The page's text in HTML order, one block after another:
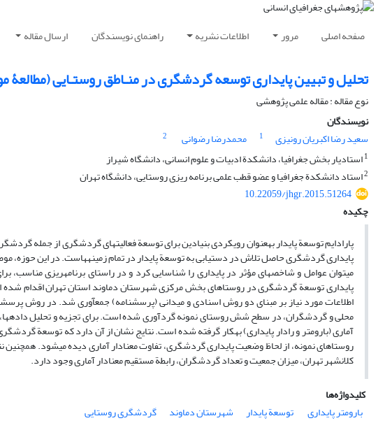
صفحه اصلی مرور اطلاعات نشریه راهنمای نویسندگان ارسال مقاله
تحلیل و تبیین پایداری توسعه گردشگری در منـاطق روستـایی
نوع مقاله : مقاله علمی پژوهشی
نویسندگان
سعید رضا اکبریان رونیزی
1 محمدرضا رضوانی
2
1استادیار بخش جغرافیا، دانشکدة ادبیات و علوم انسانی، دانشگاه شیراز
2استاد دانشکدة جغرافیا و عضو قطب علمی برنامه ریزی روستایی، دانشگاه تهران
10.22059/jhgr.2015.51264
چکیده
پارادایم توسعة پایدار به­عنوان رویکردی بنیادین برای توسعة فعالیت­های گردشگری از جمله
پایداری گردشگری حاصل تلاش در دستیابی به توسعة پایدار در تمام زمینه­هاست. در این حوزه،
می­­توان عوامل و شاخص­­های مؤثر در پایداری را شناسایی کرد و در راستای برنامه­­ریزی مناسب،
پایداری توسعة­ گردشگری در روستاهای بخش مرکزی شهرستان دماوند استان تهران اقدام
اطلاعات مورد نیاز بر مبنای دو روش اسنادی و میدانی (پرسشنامه) جمع­آوری شد. در روش
محلی و گردشگران، در سطح شش روستای نمونه گردآوری شده است. برای تجزیه و تحلیل
آماری (بارومتر و رادار پایداری) به­کار گرفته شده است. نتایج نشان از آن دارد که توسعة
روستاهای نمونه، از لحاظ وضعیت پایداری گردشگری، تفاوت معنادار آماری دیده می­شود. همچنین
کلان­شهر تهران، میزان جمعیت و تعداد گردشگران، رابطة مستقیم معنادار آماری وجود دارد.
کلیدواژه‌ها
بارومتر پایداری
‌ توسعة پایدار شهرستان دماوند
گردشگری روستایی